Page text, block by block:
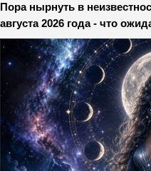
Пора нырнуть в
августа 2026 года - что